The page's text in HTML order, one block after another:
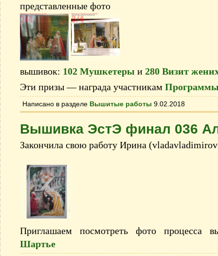
представленные фото
вышивок: 102 Мушкетеры и 280 Визит
Эти призы — награда участникам
Написано в разделе Вышитые работы 9.02.2018
Вышивка ЭстЭ финал 036
Закончила свою работу Ирина
Приглашаем посмотреть фото процесса
Шартье